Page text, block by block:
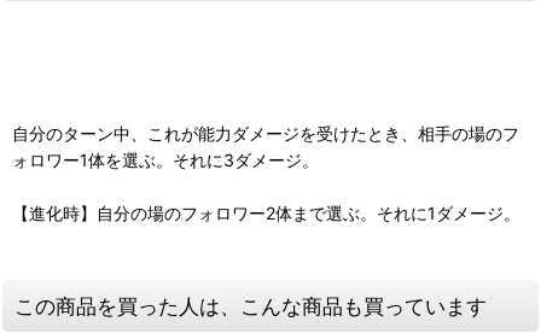
自分のターン中、これが能力ダメージを受けたとき、相手の場のフ
ォロワー1体を選ぶ。それに3ダメージ。
【進化時】自分の場のフォロワー2体まで選ぶ。それに1ダメージ。
この商品を買った人は、こんな商品も買っています